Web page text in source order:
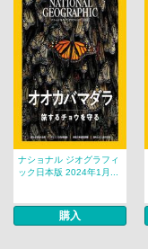
ナショナル ジオグラフィ
ック日本版 2024年1月...
購入